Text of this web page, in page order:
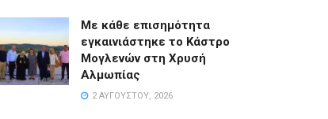
Με κάθε επισημότητα
εγκαινιάστηκε το Κάστρο
Μογλενών στη Χρυσή
Αλμωπίας
2 ΑΥΓΟΎΣΤΟΥ, 2026